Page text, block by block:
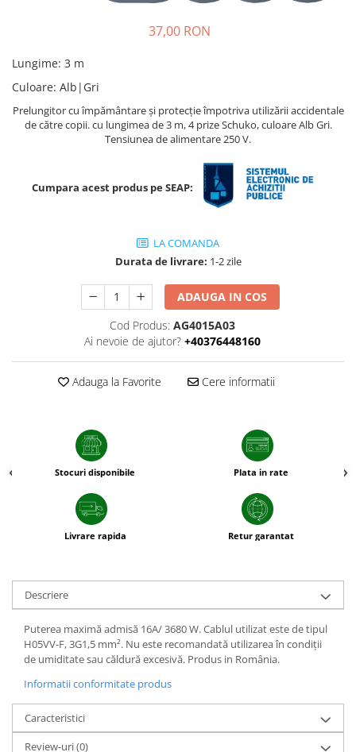
Spanac
Telina
Tomate
fragute
sfecla
37,00 RON
Lungime: 3 m
Culoare: Alb|Gri
Prelungitor cu împământare şi protecție împotriva utilizării accidentale
de către copii. cu lungimea de 3 m, 4 prize Schuko, culoare Alb Gri.
Tensiunea de alimentare 250 V.
Cumpara acest produs pe SEAP:
LA COMANDA
Durata de livrare: 1-2 zile
ADAUGA IN COS
Cod Produs: AG4015A03
Ai nevoie de ajutor? +40376448160
Adauga la Favorite Cere informatii
Stocuri disponibile Plata in rate
Livrare rapida Retur garantat
Descriere
Puterea maximă admisă 16A/ 3680 W. Cablul utilizat este de tipul
H05VV-F, 3G1,5 mm². Nu este recomandată utilizarea în condiții
de umiditate sau căldură excesivă. Produs in România.
Informatii conformitate produs
Caracteristici
Review-uri(0)